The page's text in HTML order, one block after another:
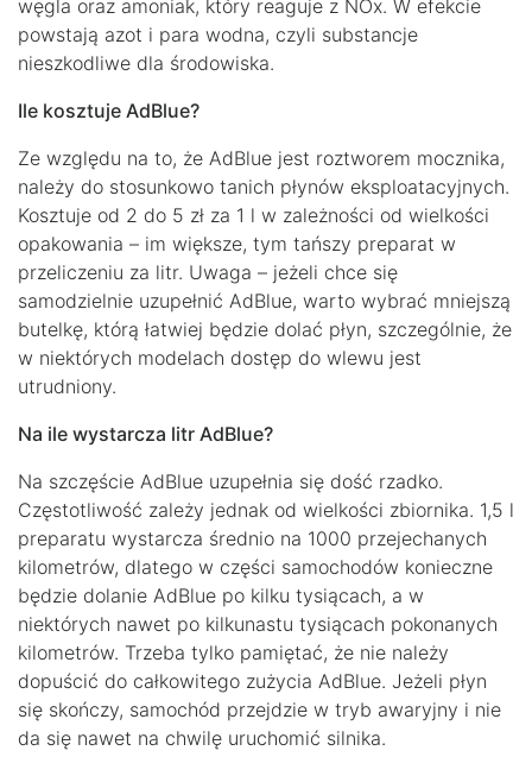
węgla oraz amoniak, który reaguje z NOx. W efekcie
powstają azot i para wodna, czyli substancje
nieszkodliwe dla środowiska.
Ile kosztuje AdBlue?
Ze względu na to, że AdBlue jest roztworem mocznika,
należy do stosunkowo tanich płynów eksploatacyjnych.
Kosztuje od 2 do 5 zł za 1 l w zależności od wielkości
opakowania – im większe, tym tańszy preparat w
przeliczeniu za litr. Uwaga – jeżeli chce się
samodzielnie uzupełnić AdBlue, warto wybrać mniejszą
butelkę, którą łatwiej będzie dolać płyn, szczególnie, że
w niektórych modelach dostęp do wlewu jest
utrudniony.
Na ile wystarcza litr AdBlue?
Na szczęście AdBlue uzupełnia się dość rzadko.
Częstotliwość zależy jednak od wielkości zbiornika. 1,5 l
preparatu wystarcza średnio na 1000 przejechanych
kilometrów, dlatego w części samochodów konieczne
będzie dolanie AdBlue po kilku tysiącach, a w
niektórych nawet po kilkunastu tysiącach pokonanych
kilometrów. Trzeba tylko pamiętać, że nie należy
dopuścić do całkowitego zużycia AdBlue. Jeżeli płyn
się skończy, samochód przejdzie w tryb awaryjny i nie
da się nawet na chwilę uruchomić silnika.